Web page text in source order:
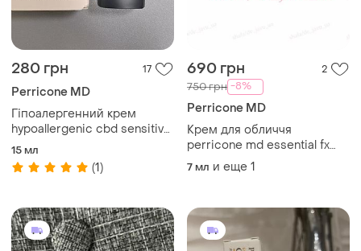
280 грн 17
Perricone MD
Гіпоалергенний крем
hypoallergenic cbd sensitive
skin therapy ultra-lightweight
calming spf 35, 15мл
15 мл
(1)
690 грн 2
750 грн -8%
Perricone MD
Крем для обличчя
perricone md essential fx
acyl-glutathione rejuvenating
7 мл и еще 1